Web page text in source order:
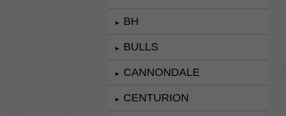
► BH
► BULLS
► CANNONDALE
► CENTURION